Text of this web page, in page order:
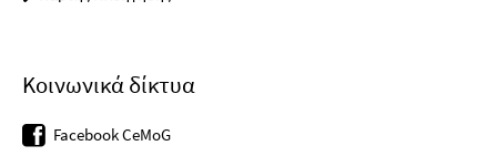
Κοινωνικά δίκτυα
Facebook CeMoG